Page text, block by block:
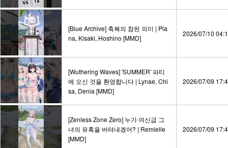
[Blue Archive] 축복의 참된 의미 | Pla
na, Kisaki, Hoshino [MMD]
2026/07/10
[Wuthering Waves] 'SUMMER' 파티
에 오신 것을 환영합니다 | Lynae, Chi
sa, Denia [MMD]
2026/07/09
[Zenless Zone Zero] 누가 여신급 그
녀의 유혹을 버텨내겠어? | Remielle
[MMD]
2026/07/09